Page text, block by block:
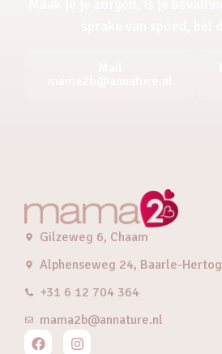
Gilzeweg 6, Chaam
Alphenseweg 24, Baarle-Hertog
+31 6 12 704 364
mama2b@annature.nl